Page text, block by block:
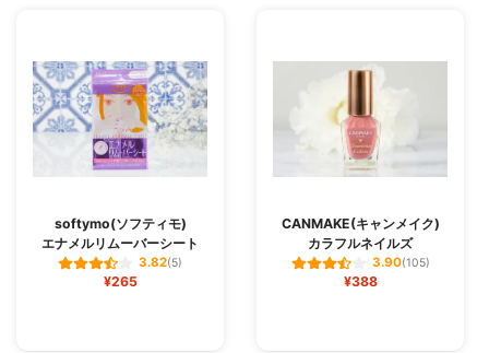
softymo(ソフティモ)
エナメルリムーバーシート
3.82(5)
¥265
CANMAKE(キャンメイク)
カラフルネイルズ
3.90(105)
¥388